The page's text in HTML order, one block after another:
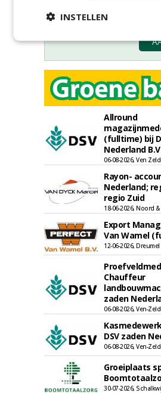
Allround
(fulltime) bij
Nederland
06-08-2026, Ven
Rayon-
Nederland;
regio Zuid
18-06-2026, Noord
Export
Van Wamel
12-06-2026, Dreumel
Chauffeur
zaden
06-08-2026, Ven-
DSV zaden
06-08-2026, Ven-
Groeiplaats
30-07-2026,
INSTELLEN